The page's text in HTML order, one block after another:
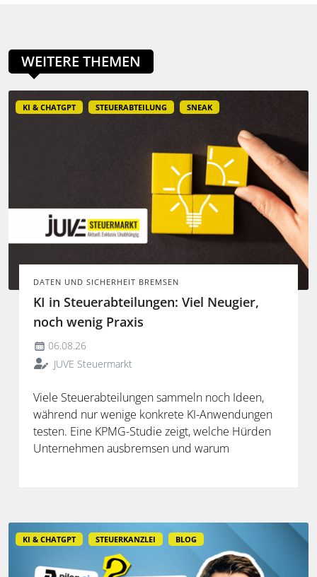
WEITERE THEMEN
KI & CHATGPT STEUERABTEILUNG SNEAK
DATEN UND SICHERHEIT BREMSEN
KI in Steuerabteilungen: Viel Neugier,
noch wenig Praxis
06.08.26
JUVE Steuermarkt
Viele Steuerabteilungen sammeln noch Ideen,
während nur wenige konkrete KI-Anwendungen
testen. Eine KPMG-Studie zeigt, welche Hürden
Unternehmen ausbremsen und warum
KI & CHATGPT STEUERKANZLEI BLOG